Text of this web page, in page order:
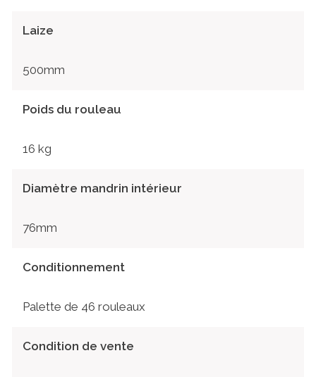
Laize
500mm
Poids du rouleau
16 kg
Diamètre mandrin intérieur
76mm
Conditionnement
Palette de 46 rouleaux
Condition de vente